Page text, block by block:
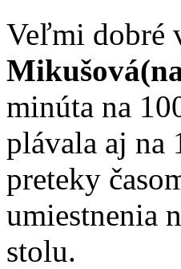
Veľmi dobré
minúta na
plávala aj na
preteky
umiestnenia
stolu.